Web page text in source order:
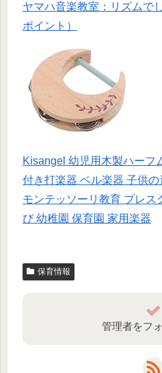
ヤマハ音楽教室：リズムで
ポイント）
Kisangel 幼児用木製ハーフ
付き打楽器 ベル楽器 子供
モンテッソーリ教育 プレス
び 幼稚園 保育園 家用楽器
保育情報
管理者をフ